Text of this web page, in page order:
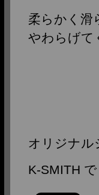
柔らかく滑
やわらげて
オリジナル
K-SMITH